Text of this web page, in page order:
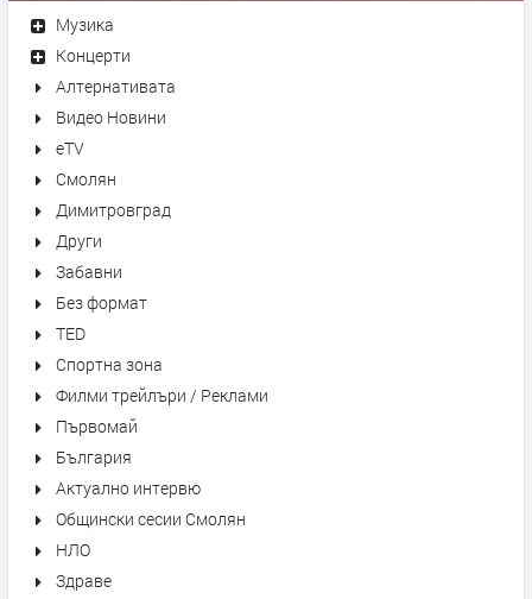
Музика
Концерти
Алтернативата
Видео Новини
eTV
Смолян
Димитровград
Други
Забавни
Без формат
TED
Спортна зона
Филми трейлъри / Реклами
Първомай
България
Актуално интервю
Общински сесии Смолян
НЛО
Здраве